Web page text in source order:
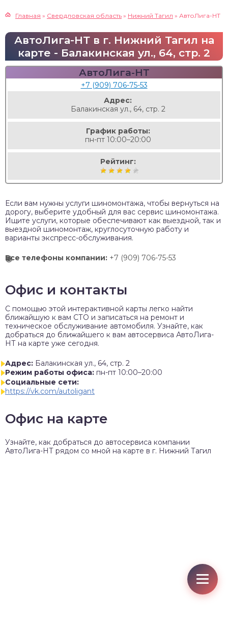
Главная » Свердловская область » Нижний Тагил » АвтоЛига-НТ
АвтоЛига-НТ в г. Нижний Тагил на
карте - Балакинская ул., 64, стр. 2
АвтоЛига-НТ
+7 (909) 706-75-53
Адрес:
Балакинская ул., 64, стр. 2
График работы:
пн-пт 10:00–20:00
Рейтинг:
Если вам нужны услуги шиномонтажа, чтобы вернуться на
дорогу, выберите удобный для вас сервис шиномонтажа.
Ищите услуги, которые обеспечивают как выездной, так и
выездной шиномонтаж, круглосуточную работу и
варианты экспресс-обслуживания.
Все телефоны компании: +7 (909) 706-75-53
Офис и контакты
C помощью этой интерактивной карты легко найти
ближайшую к вам СТО и записаться на ремонт и
техническое обслуживание автомобиля. Узнайте, как
добраться до ближайшего к вам автосервиса АвтоЛига-
НТ на карте уже сегодня.
Адрес: Балакинская ул., 64, стр. 2
Режим работы офиса: пн-пт 10:00–20:00
Социальные сети:
https://vk.com/autoligant
Офис на карте
Узнайте, как добраться до автосервиса компании
АвтоЛига-НТ рядом со мной на карте в г. Нижний Тагил